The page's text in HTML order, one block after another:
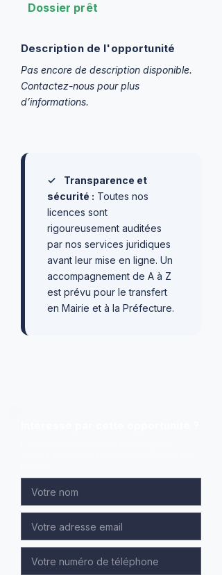
Dossier prêt
Description de l'opportunité
Pas encore de description disponible.
Contactez-nous pour plus
d’informations.
✓
Transparence et
sécurité : Toutes nos
licences sont
rigoureusement auditées
par nos services juridiques
avant leur mise en ligne. Un
accompagnement de A à Z
est prévu pour le transfert
en Mairie et à la Préfecture.